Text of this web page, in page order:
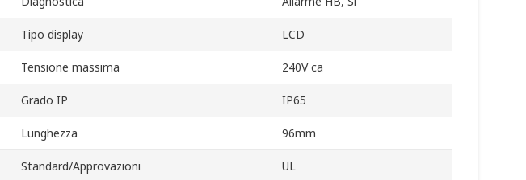
Tipo display LCD
Tensione massima 240V ca
Grado IP IP65
Lunghezza 96mm
Standard/Approvazioni UL